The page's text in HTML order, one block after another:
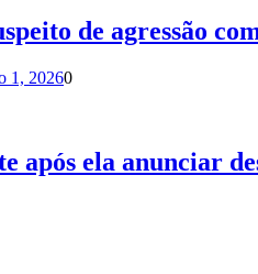
de agressão
1, 20260
após ela anunciar